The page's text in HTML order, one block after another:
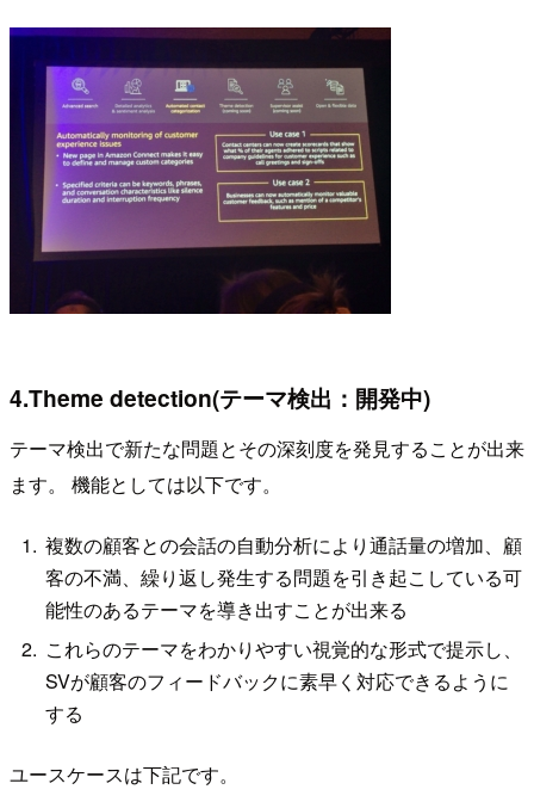
4.Theme detection(テーマ検出：開発中)
テーマ検出で新たな問題とその深刻度を発見することが出来
ます。 機能としては以下です。
複数の顧客との会話の自動分析により通話量の増加、顧
客の不満、繰り返し発生する問題を引き起こしている可
能性のあるテーマを導き出すことが出来る
これらのテーマをわかりやすい視覚的な形式で提示し、
SVが顧客のフィードバックに素早く対応できるように
する
ユースケースは下記です。